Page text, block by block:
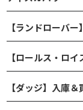
【ランドローバ
【ロールス・ロ
【ダッジ】入庫